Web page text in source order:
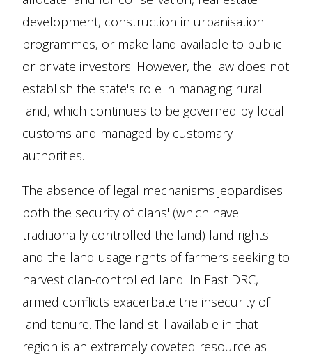
development, construction in urbanisation
programmes, or make land available to public
or private investors. However, the law does not
establish the state's role in managing rural
land, which continues to be governed by local
customs and managed by customary
authorities.
The absence of legal mechanisms jeopardises
both the security of clans' (which have
traditionally controlled the land) land rights
and the land usage rights of farmers seeking to
harvest clan-controlled land. In East DRC,
armed conflicts exacerbate the insecurity of
land tenure. The land still available in that
region is an extremely coveted resource as